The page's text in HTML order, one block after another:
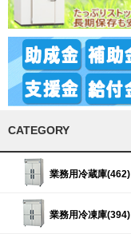
CATEGORY
業務用冷蔵庫(462)
業務用冷凍庫(394)